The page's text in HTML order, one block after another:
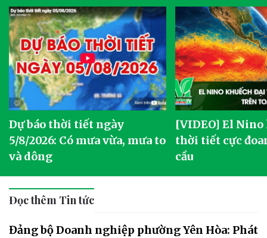
Dự báo thời tiết ngày
5/8/2026: Có mưa vừa, mưa to
và dông
[VIDEO] El
thời tiết cực
cầu
Đọc thêm Tin tức
Đảng bộ Doanh nghiệp phường Yên Hòa: Phát